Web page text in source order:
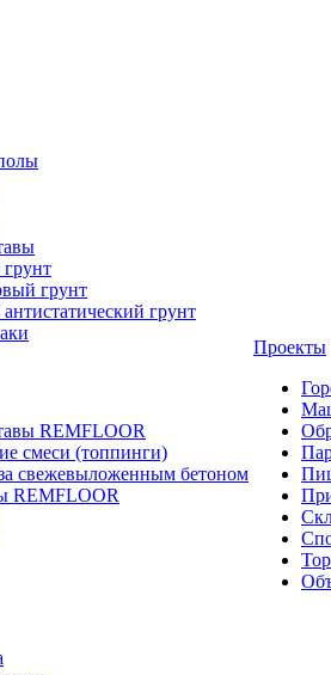
грунт
грунт
REMFLOOR
смеси (топпинги)
свежевыложенным бетоном
REMFLOOR
Проекты